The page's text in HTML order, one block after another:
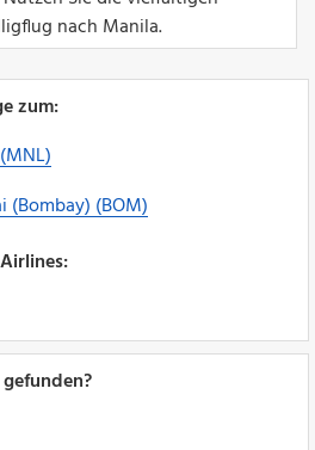
nach Manila.
zum:
(Bombay) (BOM)